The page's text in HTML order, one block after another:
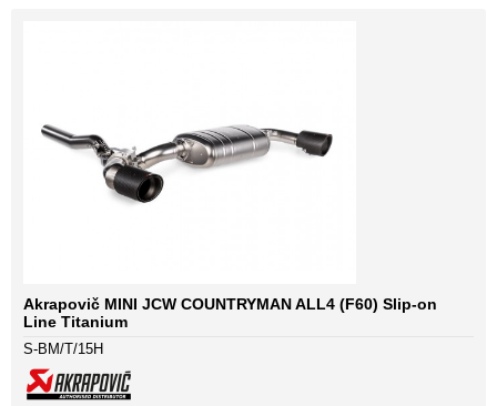
Akrapovič MINI JCW COUNTRYMAN ALL4 (F60) Slip-on
Line Titanium
S-BM/T/15H